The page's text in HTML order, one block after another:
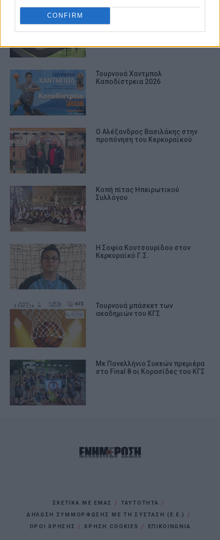
CONFIRM
συνδιαχείριση για 25 χρόνια στο
νέο κλειστό των Αλυκών»
Τουρνουά Χαντμπολ
Καποδίστρεια 2026
Ο Αλέξανδρος Βασιλάκης στην
προπόνηση του Κερκυραϊκού
Κοπή πίτας Ηπειρωτικού
Συλλόγου
Η Σοφία Κουτσουρίδου στον
Κερκυραϊκό Γ.Σ.
Τουρνουά μπάσκετ των
ακαδημιών του ΚΓΣ
Με Πανελλήνιο Συκεών πρεμιέρα
στο Final 8 οι Κορασίδες του ΚΓΣ
ΣΧΕΤΙΚΑ ΜΕ ΕΜΑΣ
ΤΑΥΤΟΤΗΤΑ
ΔΗΛΩΣΗ ΣΥΜΜΟΡΦΩΣΗΣ ΜΕ ΤΗ ΣΥΣΤΑΣΗ (Ε.Ε.)
ΌΡΟΙ ΧΡΗΣΗΣ
ΧΡΗΣΗ COOKIES ΕΠΙΚΟΙΝΩΝΙΑ